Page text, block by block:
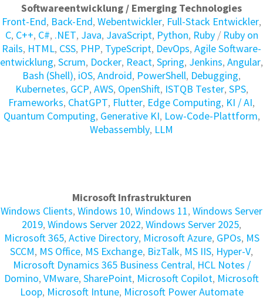
Softwareentwicklung / Emerging Technologies
Front-End, Back-End, Webentwickler, Full-Stack Entwickler,
C, C++, C#, .NET, Java, JavaScript, Python, Ruby/ Ruby on
Rails, HTML, CSS, PHP, TypeScript, DevOps, Agile Soft­ware­
ent­wick­lung, Scrum, Docker, React, Spring, Jenkins, Angular,
Bash (Shell), iOS, Android, PowerShell, Debugging,
Kubernetes, GCP, AWS, OpenShift, ISTQB Tester, SPS,
Frameworks, ChatGPT, Flutter, Edge Computing, KI / AI,
Quantum Computing, Generative KI, Low-Code-Plattform,
Webassembly, LLM
Microsoft Infrastrukturen
Windows Clients, Windows 10, Windows 11, Windows Server
2019, Windows Server 2022, Windows Server 2025,
Microsoft 365, Active Directory, Microsoft Azure, GPOs, MS
SCCM, MS Office, MS Exchange, BizTalk, MS IIS, Hyper-V,
Microsoft Dynamics 365 Business Central, HCL Notes /
Domino, VMware, SharePoint, Microsoft Copilot, Microsoft
Loop, Microsoft Intune, Microsoft Power Automate